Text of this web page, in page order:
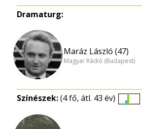
Dramaturg:
Maráz László (47)
Magyar Rádió (Budapest)
Színészek:(4 fő, átl. 43 év)